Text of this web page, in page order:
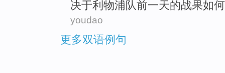
决于利物浦队前一天的战果如何
youdao
更多双语例句